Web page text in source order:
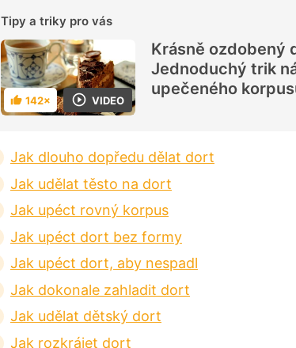
Tipy a triky pro vás
VIDEO
H
o
c
e
n
í
142×
Krásně ozdobený
Jednoduchý trik
upečeného
Jak dlouho dopředu dělat dort
Jak udělat těsto na dort
Jak upéct rovný korpus
Jak upéct dort bez formy
Jak upéct dort, aby nespadl
Jak dokonale zahladit dort
Jak udělat dětský dort
Jak rozkrájet dort